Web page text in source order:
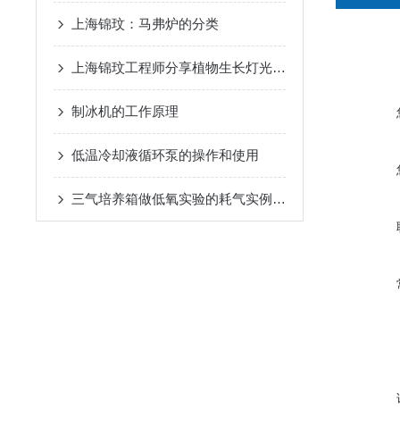
上海锦玟：马弗炉的分类
上海锦玟工程师分享植物生长灯光配比
制冰机的工作原理
低温冷却液循环泵的操作和使用
三气培养箱做低氧实验的耗气实例讲解